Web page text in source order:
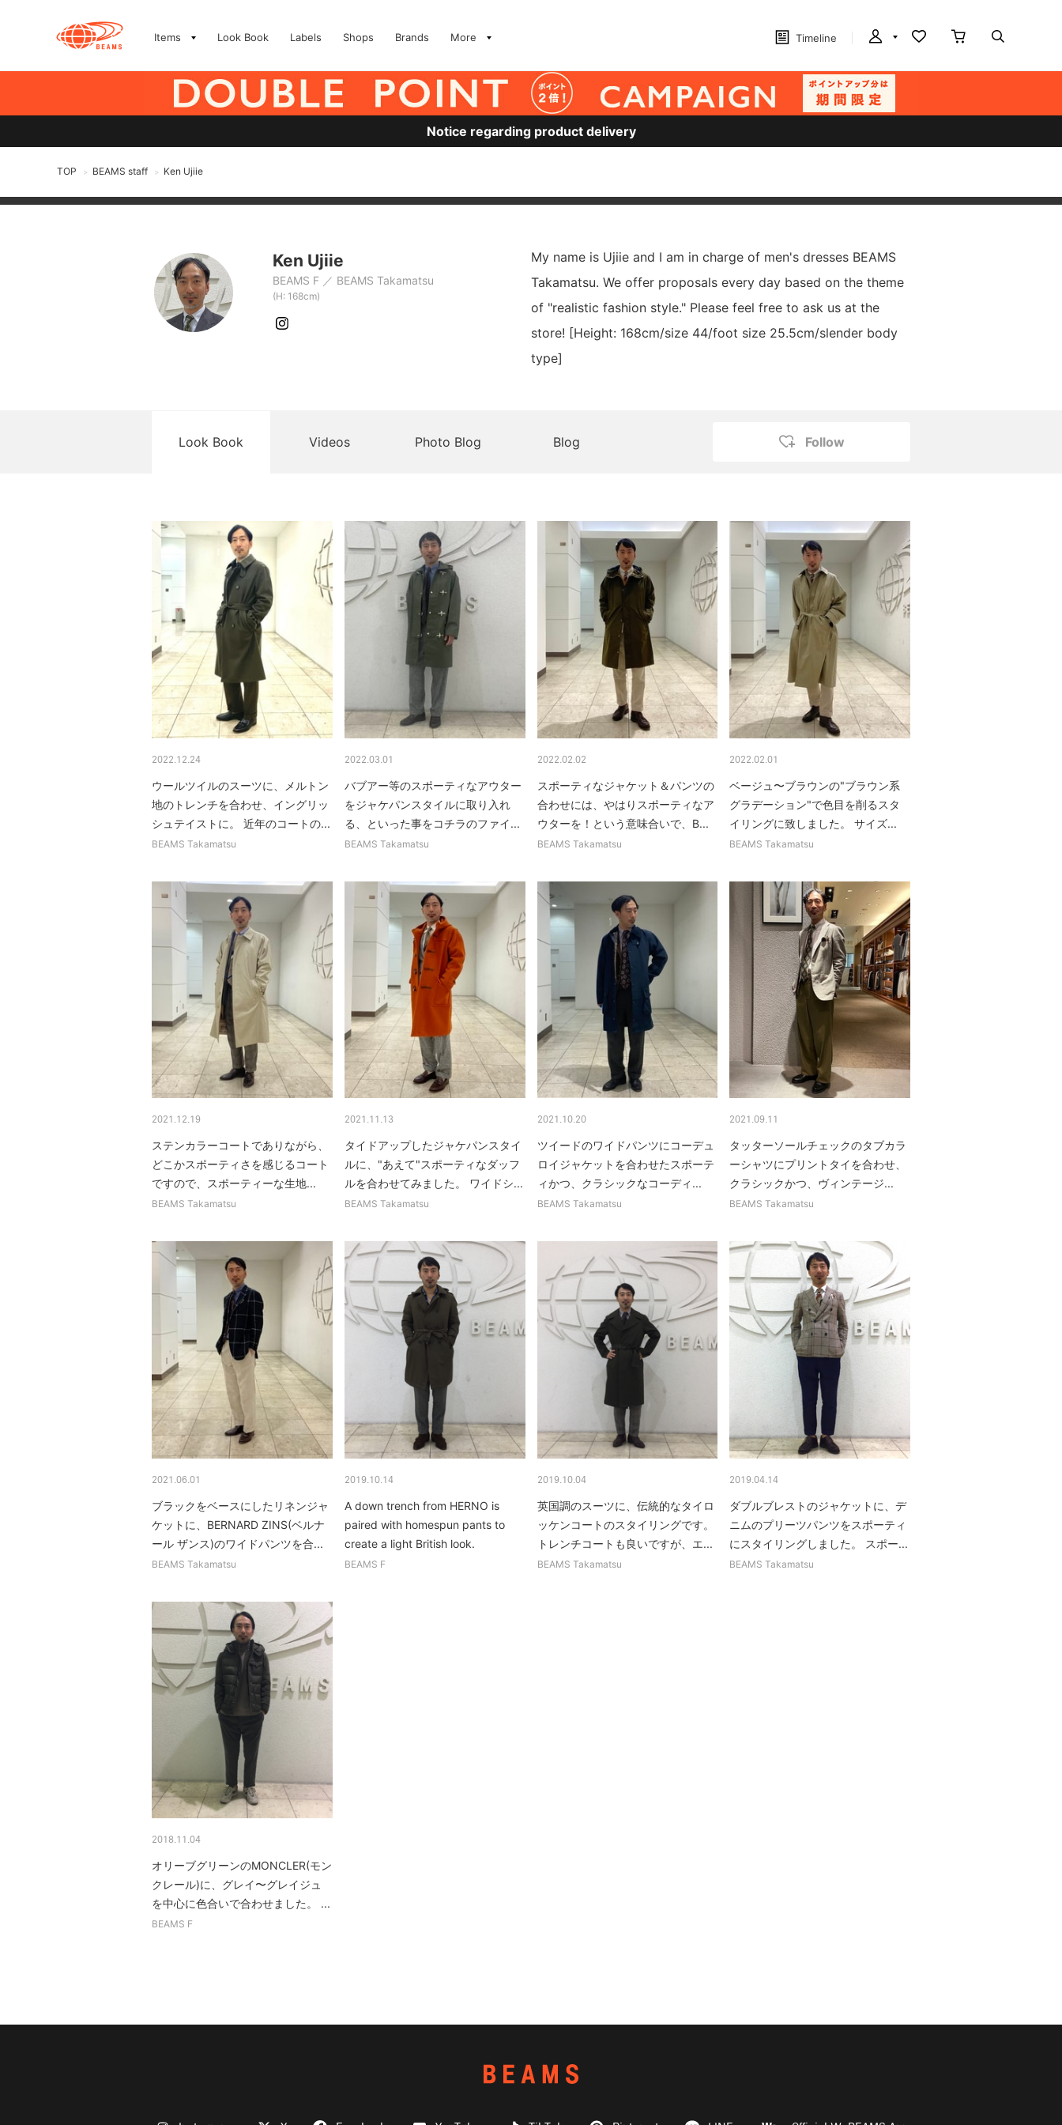
Items Look Book Labels Shops Brands More Timeline
Notice regarding product delivery
TOP > BEAMS staff > Ken Ujiie
Ken Ujiie
BEAMS F BEAMS Takamatsu
(H: 168cm)
My name is Ujiie and I am in charge of men's dresses BEAMS
Takamatsu. We offer proposals every day based on the theme
of "realistic fashion style." Please feel free to ask us at the
store! [Height: 168cm/size 44/foot size 25.5cm/slender body
type]
Look Book Videos Photo Blog Blog Follow
2022.12.24
ウールツイルのスーツに、メルトン
地のトレンチを合わせ、イングリッ
シュテイストに。 近年のコートの...
BEAMS Takamatsu
2022.03.01
バブアー等のスポーティなアウター
をジャケパンスタイルに取り入れ
る、といった事をコチラのファイ...
BEAMS Takamatsu
2022.02.02
スポーティなジャケット＆パンツの
合わせには、やはりスポーティなア
ウターを！という意味合いで、B...
BEAMS Takamatsu
2022.02.01
ベージュ〜ブラウンの"ブラウン系
グラデーション"で色目を削るスタ
イリングに致しました。 サイズ...
BEAMS Takamatsu
2021.12.19
ステンカラーコートでありながら、
どこかスポーティさを感じるコート
ですので、スポーティーな生地...
BEAMS Takamatsu
2021.11.13
タイドアップしたジャケパンスタイ
ルに、"あえて"スポーティなダッフ
ルを合わせてみました。 ワイドシ...
BEAMS Takamatsu
2021.10.20
ツイードのワイドパンツにコーデュ
ロイジャケットを合わせたスポーテ
ィかつ、クラシックなコーディ...
BEAMS Takamatsu
2021.09.11
タッターソールチェックのタブカラ
ーシャツにプリントタイを合わせ、
クラシックかつ、ヴィンテージ...
BEAMS Takamatsu
2021.06.01
ブラックをベースにしたリネンジャ
ケットに、BERNARD ZINS(ベルナ
ール ザンス)のワイドパンツを合...
BEAMS Takamatsu
2019.10.14
A down trench from HERNO is
paired with homespun pants to
create a light British look.
BEAMS F
2019.10.04
英国調のスーツに、伝統的なタイロ
ッケンコートのスタイリングです。
トレンチコートも良いですが、エ...
BEAMS Takamatsu
2019.04.14
ダブルブレストのジャケットに、デ
ニムのプリーツパンツをスポーティ
にスタイリングしました。 スポー...
BEAMS Takamatsu
2018.11.04
オリーブグリーンのMONCLER(モン
クレール)に、グレイ〜グレイジュ
を中心に色合いで合わせました。 ...
BEAMS F